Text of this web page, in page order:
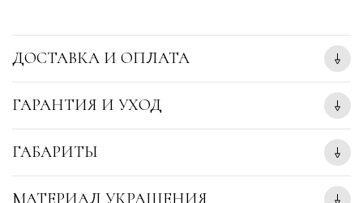
ДОСТАВКА И ОПЛАТА
ГАРАНТИЯ И УХОД
ГАБАРИТЫ
МАТЕРИАЛ УКРАШЕНИЯ